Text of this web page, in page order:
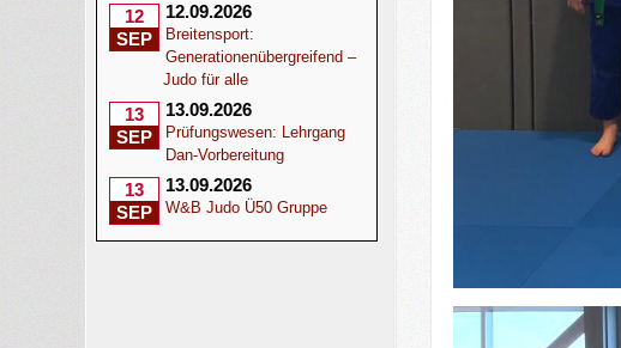
12
SEP
12.09.2026
Breitensport:
Generationenübergreifend –
Judo für alle
13
SEP
13.09.2026
Prüfungswesen: Lehrgang
Dan-Vorbereitung
13
SEP
13.09.2026
W&B Judo Ü50 Gruppe